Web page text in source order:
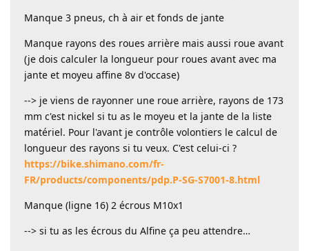
Manque 3 pneus, ch à air et fonds de jante
Manque rayons des roues arrière mais aussi roue avant
(je dois calculer la longueur pour roues avant avec ma
jante et moyeu affine 8v d'occase)
--> je viens de rayonner une roue arrière, rayons de 173
mm c'est nickel si tu as le moyeu et la jante de la liste
matériel. Pour l'avant je contrôle volontiers le calcul de
longueur des rayons si tu veux. C'est celui-ci ?
https://bike.shimano.com/fr-
FR/products/components/pdp.P-SG-S7001-8.html
Manque (ligne 16) 2 écrous M10x1
--> si tu as les écrous du Alfine ça peu attendre…